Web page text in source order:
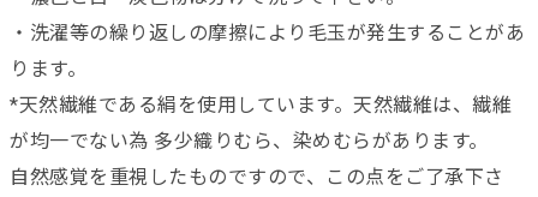
・洗濯等の繰り返しの摩擦により毛玉が発生することがあ
ります。
*天然繊維である絹を使用しています。天然繊維は、繊維
が均一でない為 多少織りむら、染めむらがあります。
自然感覚を重視したものですので、この点をご了承下さ